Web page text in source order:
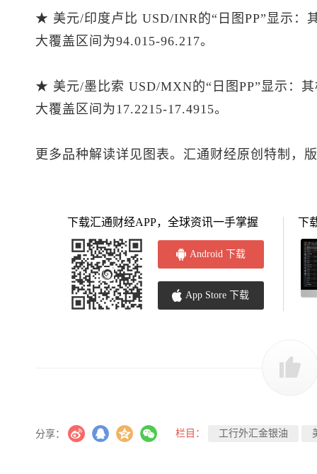
★ 美元/印度卢比 USD/INR的“日图PP”显示：
大覆盖区间为94.015-96.217。
★ 美元/墨比索 USD/MXN的“日图PP”显示：
大覆盖区间为17.2215-17.4915。
更多品种解读详见图表。汇通财经原创特制，
下载汇通财经APP，全球资讯一手掌握
Android 下载
App Store 下载
下
分享： 栏目： 工行外汇金银油